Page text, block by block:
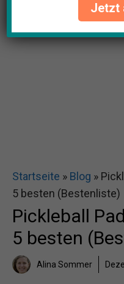
Startseite » Blog »
5 besten (Bestenliste)
Pickleball
5 besten
Alina Sommer
Jetzt